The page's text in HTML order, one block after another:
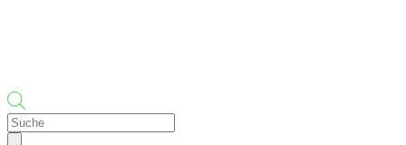
Products
search